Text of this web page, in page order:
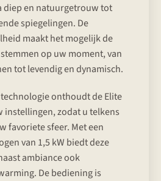
diep en natuurgetrouw tot
spiegelingen. De
maakt het mogelijk de
op uw moment, van
tot levendig en dynamisch.
onthoudt de Elite
instellingen, zodat u telkens
favoriete sfeer. Met een
van 1,5 kW biedt deze
ambiance ook
De bediening is